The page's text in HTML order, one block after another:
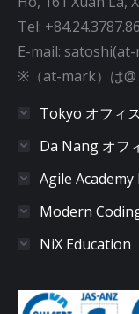
Tel:
E-mail:
※（at-mark）は@
Tokyo オフィス
Da Nang オフ
Agile Academy
Modern
NiX Education